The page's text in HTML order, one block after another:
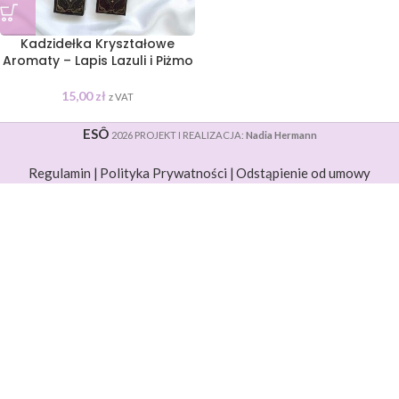
Kadzidełka Kryształowe
Aromaty – Lapis Lazuli i Piżmo
15,00zł z VAT
ESÔ 2026 PROJEKT I REALIZACJA: Nadia Hermann
Regulamin | Polityka Prywatności | Odstąpienie od umowy